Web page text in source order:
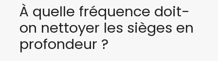
À quelle fréquence doit-
on nettoyer les sièges en
profondeur ?